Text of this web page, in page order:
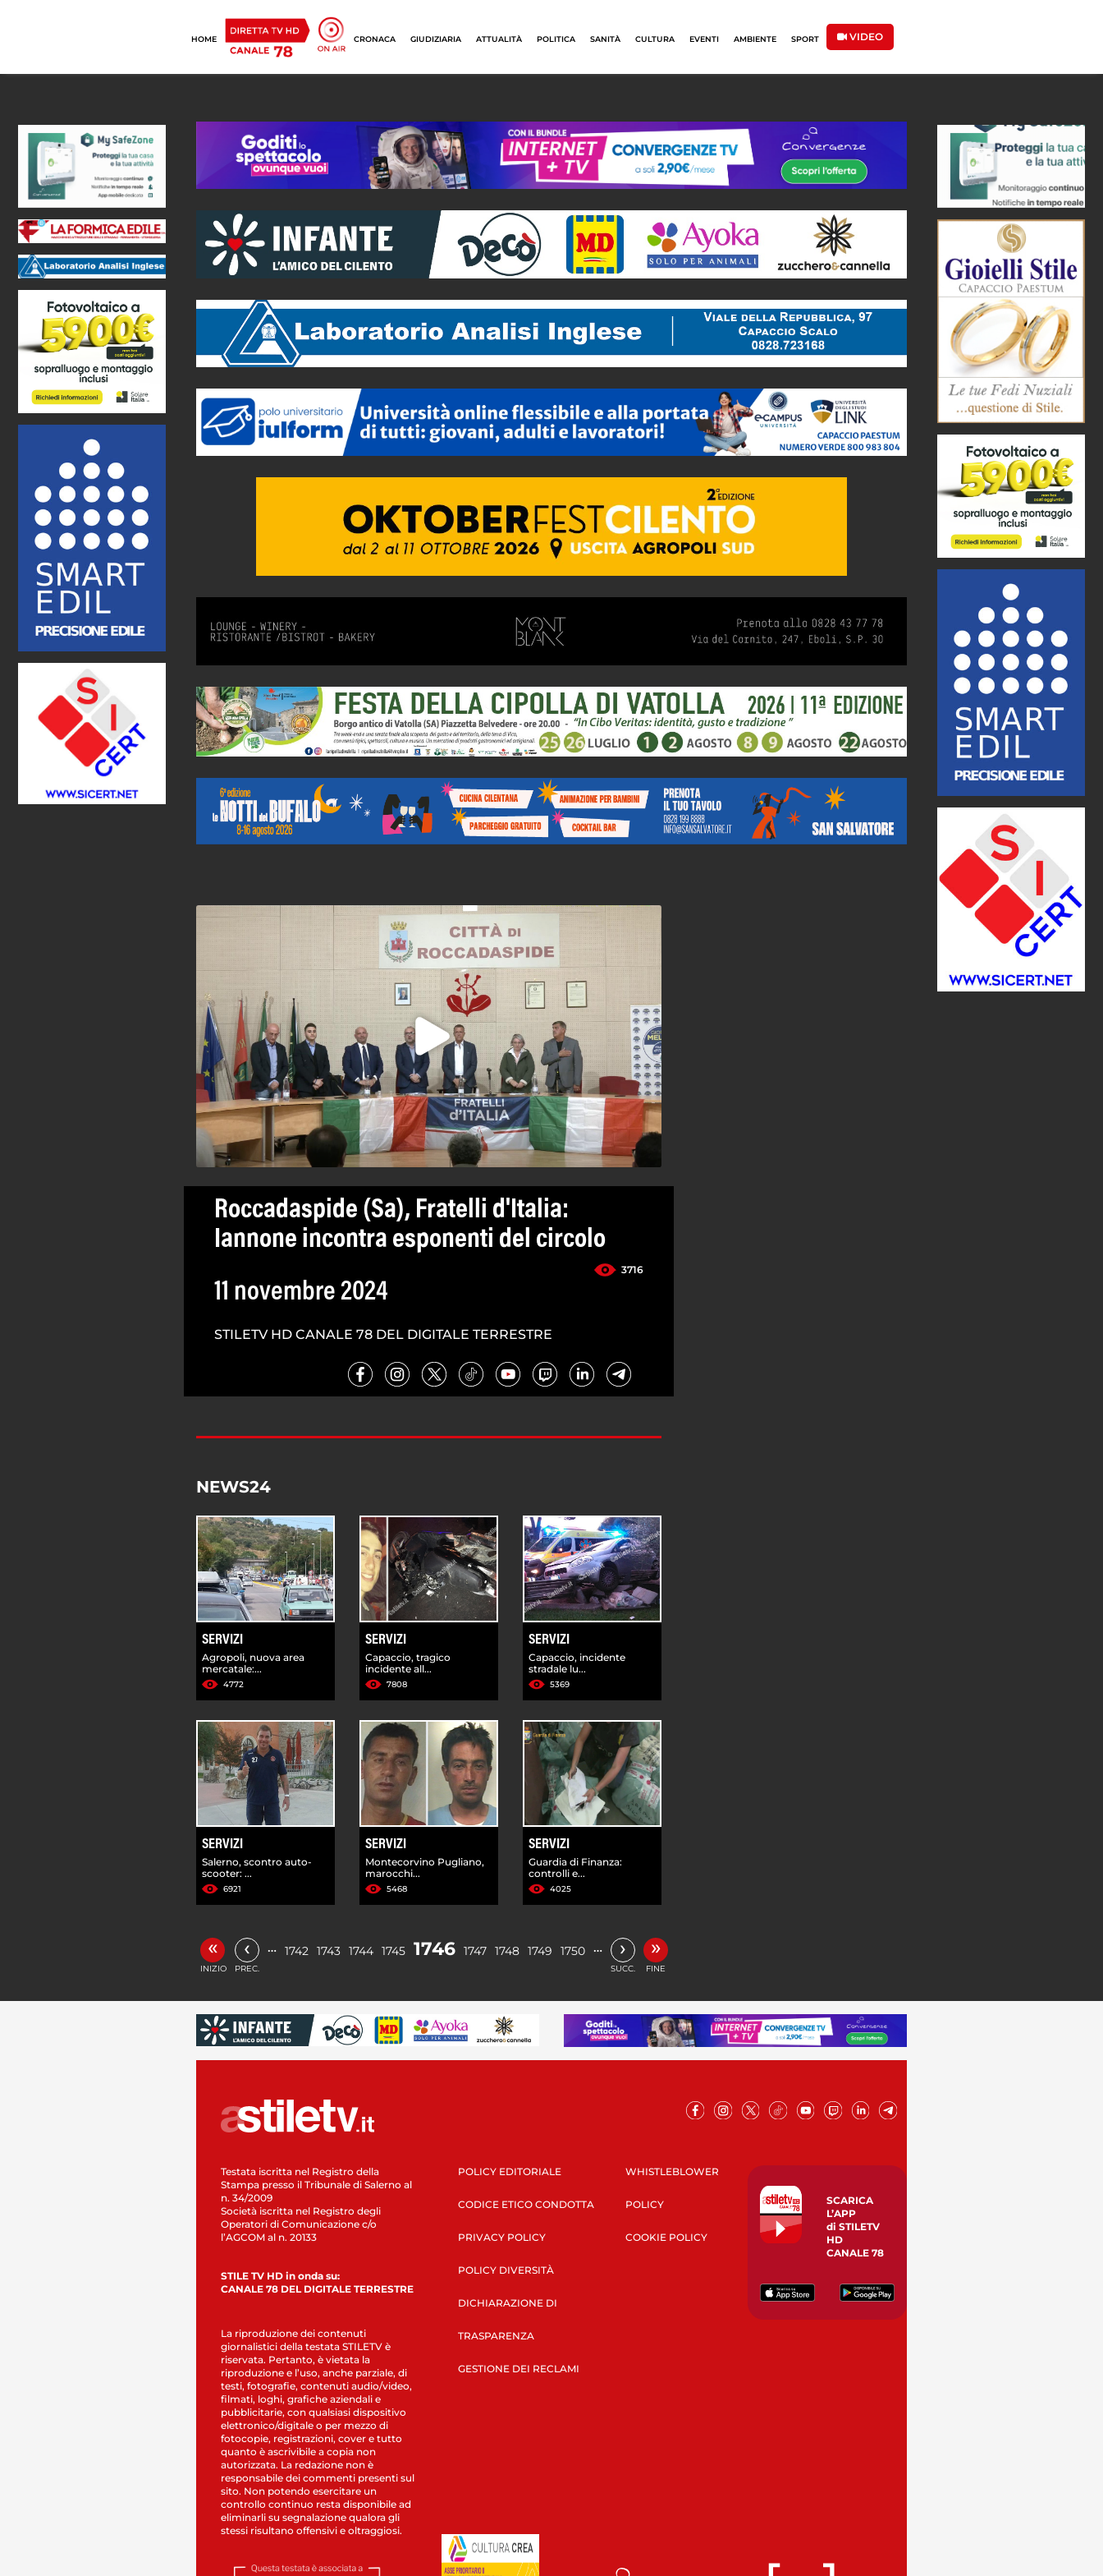
HOME CRONACA GIUDIZIARIA ATTUALITÀ POLITICA SANITÀ CULTURA EVENTI AMBIENTE SPORT VIDEO
Roccadaspide (Sa), Fratelli d'Italia:
Iannone incontra esponenti del circolo
3716
11 novembre 2024
STILETV HD CANALE 78 DEL DIGITALE TERRESTRE
NEWS24
SERVIZI
Agropoli, nuova area
mercatale:...
4772
SERVIZI
Capaccio, tragico
incidente all...
7808
SERVIZI
Capaccio, incidente
stradale lu...
5369
SERVIZI
Salerno, scontro auto-
scooter: ...
6921
SERVIZI
Montecorvino Pugliano,
marocchi...
5468
SERVIZI
Guardia di Finanza:
controlli e...
4025
«
INIZIO
‹
PREC.
… 1742 1743 1744 1745 1746 1747 1748 1749 1750 … ›
SUCC.
»
FINE
Testata iscritta nel Registro della
Stampa presso il Tribunale di Salerno al
n. 34/2009
Società iscritta nel Registro degli
Operatori di Comunicazione c/o
l’AGCOM al n. 20133
STILE TV HD in onda su:
CANALE 78 DEL DIGITALE TERRESTRE
La riproduzione dei contenuti
giornalistici della testata STILETV è
riservata. Pertanto, è vietata la
riproduzione e l’uso, anche parziale, di
testi, fotografie, contenuti audio/video,
filmati, loghi, grafiche aziendali e
pubblicitarie, con qualsiasi dispositivo
elettronico/digitale o per mezzo di
fotocopie, registrazioni, cover e tutto
quanto è ascrivibile a copia non
autorizzata. La redazione non è
responsabile dei commenti presenti sul
sito. Non potendo esercitare un
controllo continuo resta disponibile ad
eliminarli su segnalazione qualora gli
stessi risultano offensivi e oltraggiosi.
POLICY EDITORIALE
CODICE ETICO CONDOTTA
PRIVACY POLICY
POLICY DIVERSITÀ
DICHIARAZIONE DI
TRASPARENZA
GESTIONE DEI RECLAMI
WHISTLEBLOWER
POLICY
COOKIE POLICY
SCARICA
L’APP
di STILETV
HD
CANALE 78